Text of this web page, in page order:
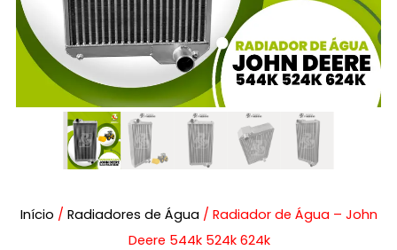
Início / Radiadores de Água / Radiador de Água – John
Deere 544k 524k 624k